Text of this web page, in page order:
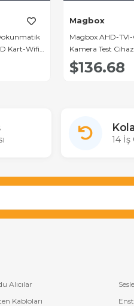
Kart-Wifi
Magbox
Magbox AHD-
Kamera Test
$136.68
14
Alıcılar
Kabloları